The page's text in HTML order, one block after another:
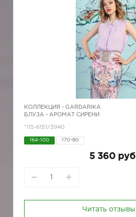
КОЛЛЕКЦИЯ - GARDARIKA
БЛУЗА - АРОМАТ СИРЕНИ
*115-6151/3940
164-100 170-80
5 360 руб
Читать отзывы